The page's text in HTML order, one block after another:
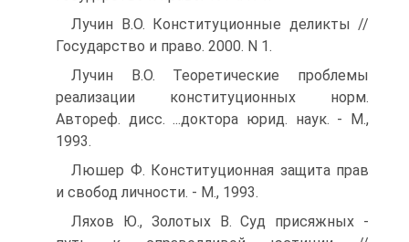
Лучин В.О. Конституционные деликты //
Государство и право. 2000. N 1.
Лучин В.О. Теоретические проблемы
реализации конституционных норм.
Автореф. дисс. ...доктора юрид. наук. - М.,
1993.
Люшер Ф. Конституционная защита прав
и свобод личности. - М., 1993.
Ляхов Ю., Золотых В. Суд присяжных -